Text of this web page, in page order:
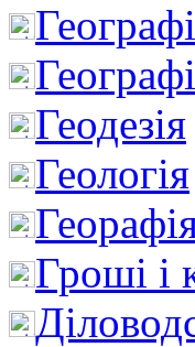
Геодезія
Геологія
Гроші і